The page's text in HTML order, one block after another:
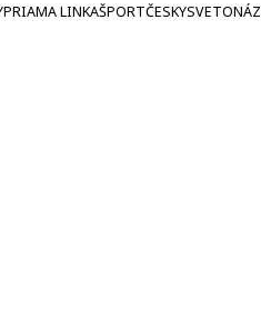
PRIAMA LINKAŠPORTČESKY